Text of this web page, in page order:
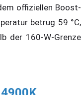
offiziellen Boost-
betrug 59 °C,
der 160-W-Grenze